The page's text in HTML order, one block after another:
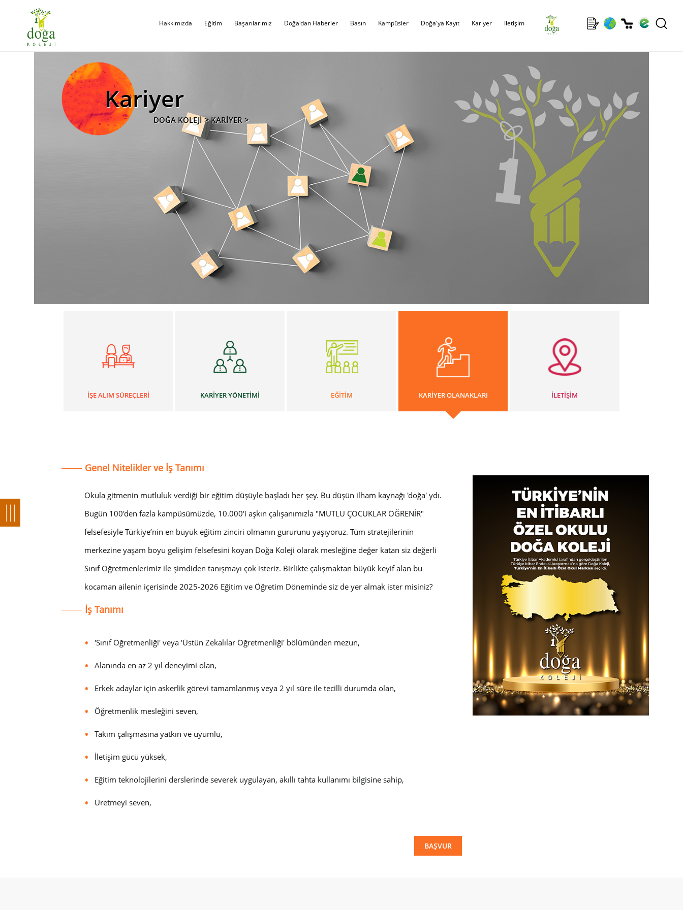
Hakkımızda Eğitim Başarılarımız Doğa'dan Haberler Basın Kampüsler Doğa'ya Kayıt Kariyer İletişim
Kariyer
DOĞA KOLEJİ > KARİYER >
İŞE ALIM SÜREÇLERİ KARİYER YÖNETİMİ EĞİTİM KARİYER OLANAKLARI İLETİŞİM
Genel Nitelikler ve İş Tanımı
Okula gitmenin mutluluk verdiği bir eğitim düşüyle başladı her şey. Bu düşün ilham kaynağı 'doğa' ydı.
Bugün 100'den fazla kampüsümüzde, 10.000'i aşkın çalışanımızla "MUTLU ÇOCUKLAR ÖĞRENİR"
felsefesiyle Türkiye’nin en büyük eğitim zinciri olmanın gururunu yaşıyoruz. Tüm stratejilerinin
merkezine yaşam boyu gelişim felsefesini koyan Doğa Koleji olarak mesleğine değer katan siz değerli
Sınıf Öğretmenlerimiz ile şimdiden tanışmayı çok isteriz. Birlikte çalışmaktan büyük keyif alan bu
kocaman ailenin içerisinde 2025-2026 Eğitim ve Öğretim Döneminde siz de yer almak ister misiniz?
İş Tanımı
'Sınıf Öğretmenliği' veya 'Üstün Zekalılar Öğretmenliği' bölümünden mezun,
Alanında en az 2 yıl deneyimi olan,
Erkek adaylar için askerlik görevi tamamlanmış veya 2 yıl süre ile tecilli durumda olan,
Öğretmenlik mesleğini seven,
Takım çalışmasına yatkın ve uyumlu,
İletişim gücü yüksek,
Eğitim teknolojilerini derslerinde severek uygulayan, akıllı tahta kullanımı bilgisine sahip,
Üretmeyi seven,
BAŞVUR